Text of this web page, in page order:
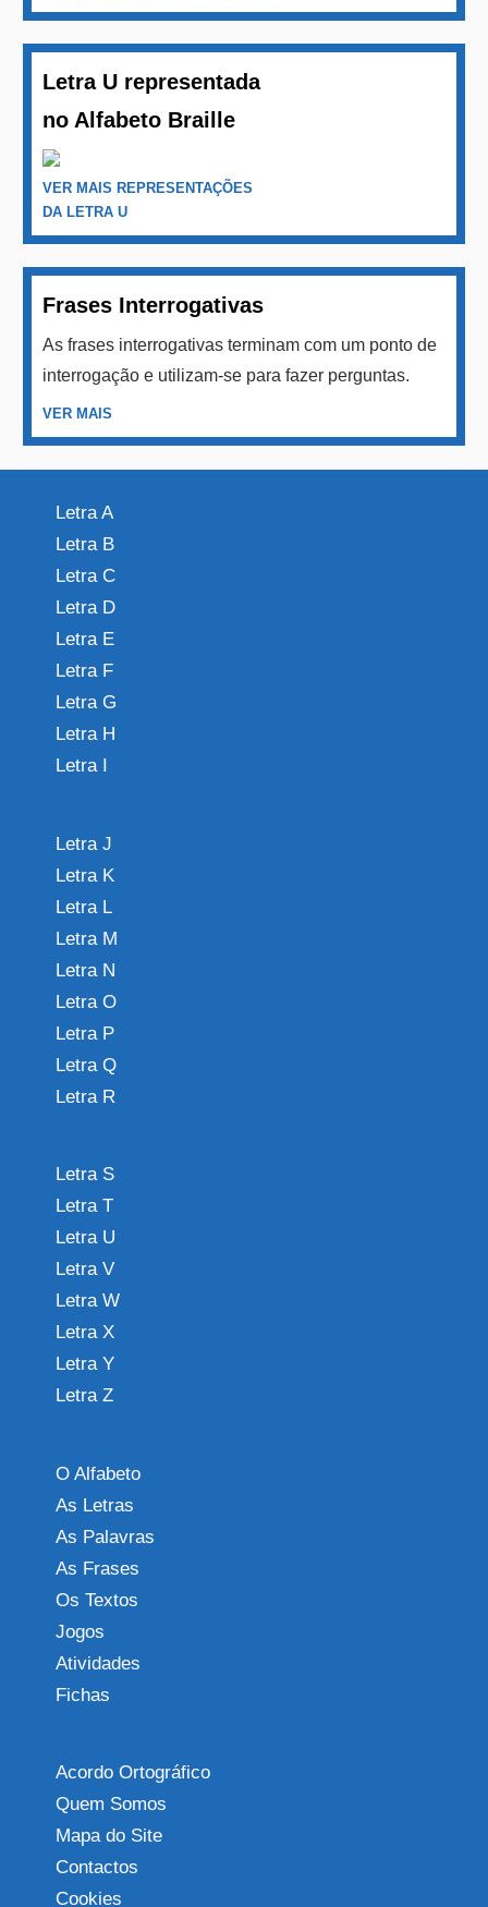
Letra U representada
no Alfabeto Braille
VER MAIS REPRESENTAÇÕES
DA LETRA U
Frases Interrogativas
As frases interrogativas terminam com um ponto de
interrogação e utilizam-se para fazer perguntas.
VER MAIS
Letra A
Letra B
Letra C
Letra D
Letra E
Letra F
Letra G
Letra H
Letra I
Letra J
Letra K
Letra L
Letra M
Letra N
Letra O
Letra P
Letra Q
Letra R
Letra S
Letra T
Letra U
Letra V
Letra W
Letra X
Letra Y
Letra Z
O Alfabeto
As Letras
As Palavras
As Frases
Os Textos
Jogos
Atividades
Fichas
Acordo Ortográfico
Quem Somos
Mapa do Site
Contactos
Cookies